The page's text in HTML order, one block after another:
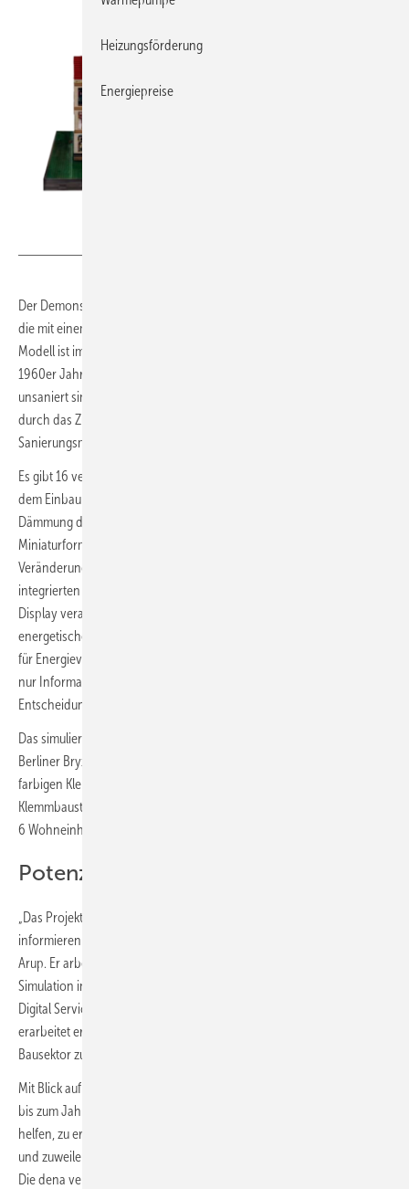
Der Demonstrator nutzt digitale Planungs- und Simulationswerkzeuge,
die mit einem physischen Gebäudemodell kombiniert sind. Das
Modell ist im Stil der Mehrfamilienhäuser aus den 1950er und
1960er Jahren gestaltet, die in Deutschland weit verbreitet und häufig
unsaniert sind. Nutzende können bauliche Anpassungen selbst – z.B.
durch das Zuschalten von einzelnen Elementen, die typische
Sanierungsmaßnahmen repräsentieren – auslösen.
Es gibt 16 verschiedene Szenarien, die sie durchspielen können: von
dem Einbau einer Photovoltaik-Anlage auf dem Dach über die
Dämmung der Außenwände bis hin zu einer neuen Heizanlage im
Miniaturformat. Die im Modell verbaute Sensorik reagiert auf die
Veränderungen und gibt diese Informationen an einen im Modell
integrierten Mikrocomputer weiter. Das damit verbundene Touch-
Display veranschaulicht daraufhin in Echtzeit die veränderten
energetischen Kennwerte, z. B. die Tages-, Monats- oder Jahreswerte
für Energieverbrauch, Kosten und CO
nur Informationen generiert, sondern auch die Richtung für fundierte
Entscheidungen aufgezeigt.
Das simulierte Wohnhaus entstand in Zusammenarbeit mit der
Berliner Bryx Agency, einer Agentur für professionelle Modelle aus
farbigen Klemmbausteinen. DEEP besteht aus mehr als 20.000 solcher
Klemmbausteine. Kleine Modellmenschen bewohnen die
6 Wohneinheiten und den Garten.
Potenziale erkennen
„Das Projekt zielt darauf ab, sowohl Fachleute als auch Laien zu
informieren und zu inspirieren“, so Dr. René Hommel, Projektleiter bei
Arup. Er arbeitet an der Schnittstelle von Nachhaltigkeit, numerischer
Simulation in der Bauphysik und digitaler Transformation. Mit seinem
Digital Services Team aus Softwareentwicklern und Bauphysikern
erarbeitet er innovative digitale Lösungen, die dabei helfen, den
Bausektor zu dekarbonisieren.
Mit Blick auf die angestrebte Klimaneutralität der Europäischen Union
bis zum Jahr 2050 ist dies dringend notwendig. Digitale Tools können
helfen, zu erkennen, wie Bestandsgebäude am effektivsten saniert
und zuweilen durch eine neue Nutzung revitalisiert werden können.
Die dena verweist auf Daten des World Economic Forum: danach liegt
Heizungsförderung
Energiepreise